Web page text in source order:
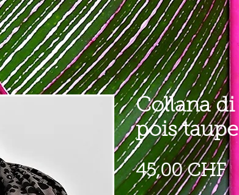
Collana
pois taupe
45,00 CHF